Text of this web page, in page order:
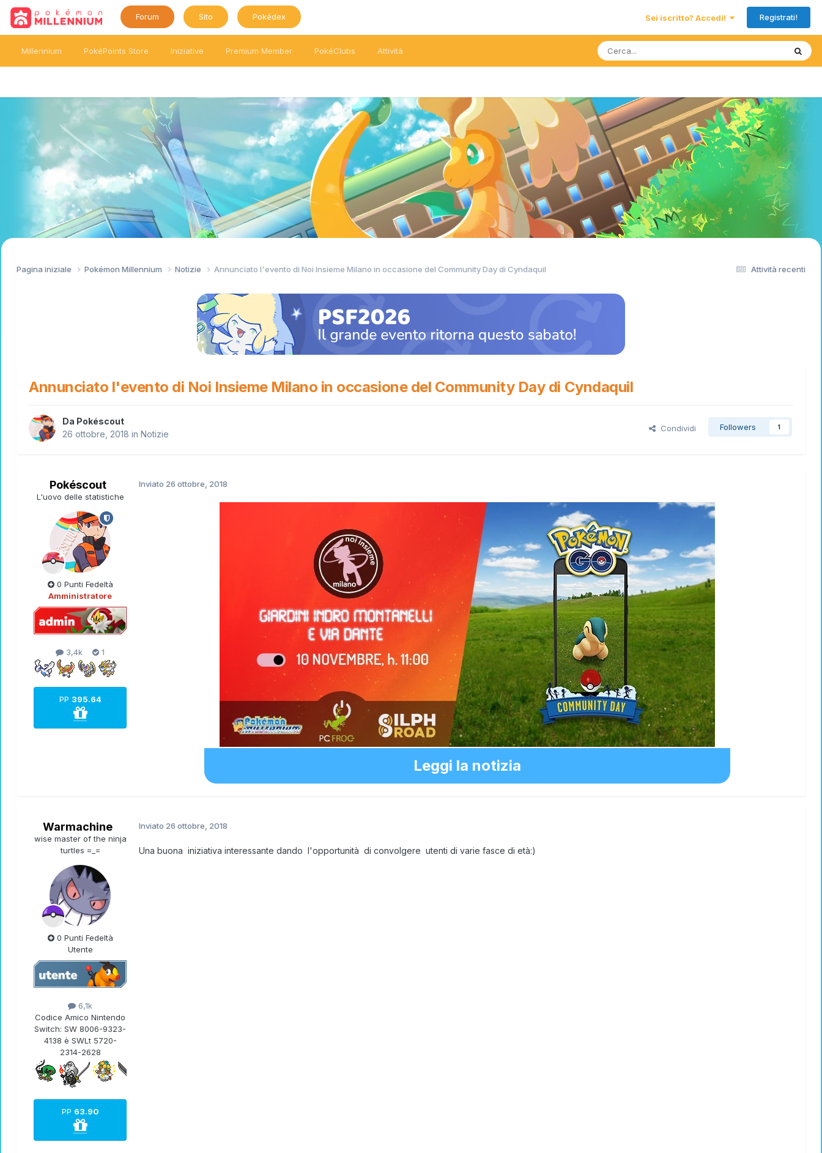
Forum Sito Pokédex Sei iscritto? Accedi! Registrati!
Millennium PokéPoints Store Iniziative Premium Member PokéClubs Attività
Attività recenti
Pagina iniziale Pokémon Millennium Notizie Annunciato l'evento di Noi Insieme Milano in occasione del Community Day di Cyndaquil
Annunciato l'evento di Noi Insieme Milano in occasione del Community Day di Cyndaquil
Da Pokéscout
26 ottobre, 2018 in Notizie
Condividi Followers 1
Pokéscout
L'uovo delle statistiche
0 Punti Fedeltà
Amministratore
3,4k 1
PP 395.64
Inviato 26 ottobre, 2018
Leggi la notizia
Warmachine
wise master of the ninja
turtles =_=
0 Punti Fedeltà
Utente
6,1k
Codice Amico Nintendo
Switch: SW 8006-9323-
4138 è SWLt 5720-
2314-2628
PP 63.90
Inviato 26 ottobre, 2018
Una buona iniziativa interessante dando l'opportunità di convolgere utenti di varie fasce di età:)